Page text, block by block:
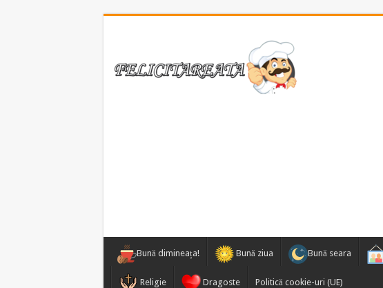
Bună dimineața! Bună ziua Bună seara
Religie Dragoste Politică cookie-uri (UE)